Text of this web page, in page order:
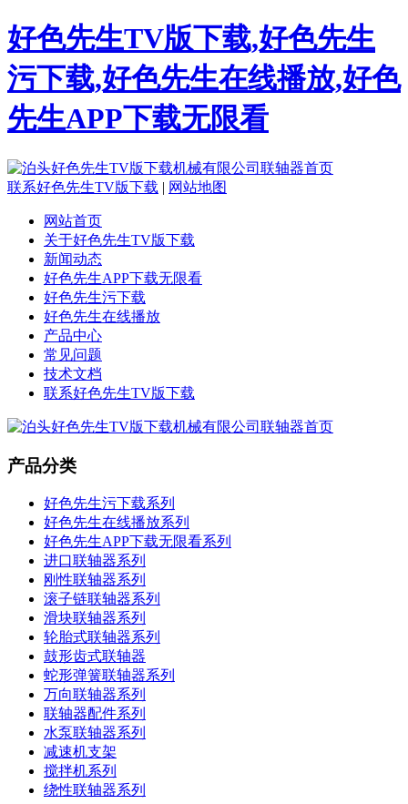
好色先生TV版下载,好色先生
污下载,好色先生在线播放,好色
先生APP下载无限看
联系好色先生TV版下载 | 网站地图
网站首页
关于好色先生TV版下载
新闻动态
好色先生APP下载无限看
好色先生污下载
好色先生在线播放
产品中心
常见问题
技术文档
联系好色先生TV版下载
产品分类
好色先生污下载系列
好色先生在线播放系列
好色先生APP下载无限看系列
进口联轴器系列
刚性联轴器系列
滚子链联轴器系列
滑块联轴器系列
轮胎式联轴器系列
鼓形齿式联轴器
蛇形弹簧联轴器系列
万向联轴器系列
联轴器配件系列
水泵联轴器系列
减速机支架
搅拌机系列
绕性联轴器系列